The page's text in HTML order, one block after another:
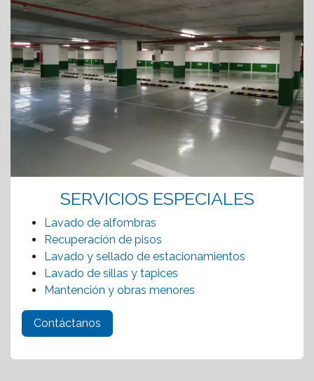
SERVICIOS ESPECIALES
Lavado de alfombras
Recuperación de pisos
Lavado y sellado de estacionamientos
Lavado de sillas y tapices
Mantención y obras menores
Contáctanos